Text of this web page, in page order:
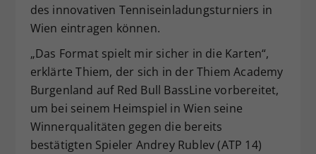
des innovativen Tenniseinladungsturniers in
Wien eintragen können.
„Das Format spielt mir sicher in die Karten“,
erklärte Thiem, der sich in der Thiem Academy
Burgenland auf Red Bull BassLine vorbereitet,
um bei seinem Heimspiel in Wien seine
Winnerqualitäten gegen die bereits
bestätigten Spieler Andrey Rublev (ATP 14)